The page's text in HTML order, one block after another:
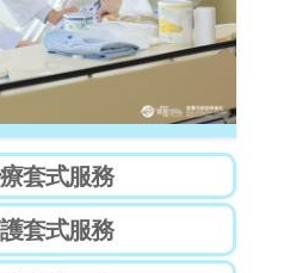
套式服務
套式服務
套式服務
護理套式服務